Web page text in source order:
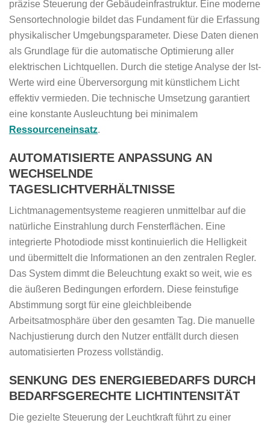
präzise Steuerung der Gebäudeinfrastruktur. Eine moderne
Sensortechnologie bildet das Fundament für die Erfassung
physikalischer Umgebungsparameter. Diese Daten dienen
als Grundlage für die automatische Optimierung aller
elektrischen Lichtquellen. Durch die stetige Analyse der Ist-
Werte wird eine Überversorgung mit künstlichem Licht
effektiv vermieden. Die technische Umsetzung garantiert
eine konstante Ausleuchtung bei minimalem
Ressourceneinsatz.
AUTOMATISIERTE ANPASSUNG AN
WECHSELNDE
TAGESLICHTVERHÄLTNISSE
Lichtmanagementsysteme reagieren unmittelbar auf die
natürliche Einstrahlung durch Fensterflächen. Eine
integrierte Photodiode misst kontinuierlich die Helligkeit
und übermittelt die Informationen an den zentralen Regler.
Das System dimmt die Beleuchtung exakt so weit, wie es
die äußeren Bedingungen erfordern. Diese feinstufige
Abstimmung sorgt für eine gleichbleibende
Arbeitsatmosphäre über den gesamten Tag. Die manuelle
Nachjustierung durch den Nutzer entfällt durch diesen
automatisierten Prozess vollständig.
SENKUNG DES ENERGIEBEDARFS DURCH
BEDARFSGERECHTE LICHTINTENSITÄT
Die gezielte Steuerung der Leuchtkraft führt zu einer